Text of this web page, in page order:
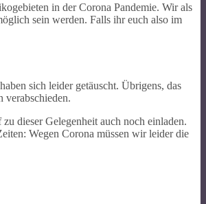
in der Corona Pandemie. Wir als
sein werden. Falls ihr euch also im
sich leider getäuscht. Übrigens, das
verabschieden.
dieser Gelegenheit auch noch einladen.
Wegen Corona müssen wir leider die